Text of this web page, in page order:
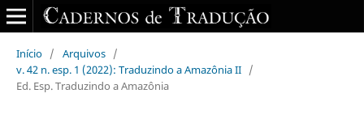
Início / Arquivos /
v. 42 n. esp. 1 (2022): Traduzindo a Amazônia II /
Ed. Esp. Traduzindo a Amazônia